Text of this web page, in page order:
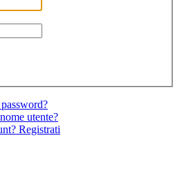
utente?
Registrati